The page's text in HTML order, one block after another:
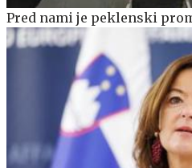
Pred nami je peklenski